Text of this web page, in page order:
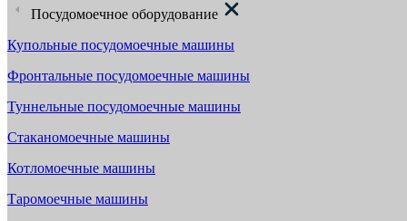
Посудомоечное оборудование
Купольные посудомоечные машины
Фронтальные посудомоечные машины
Туннельные посудомоечные машины
Стаканомоечные машины
Котломоечные машины
Таромоечные машины